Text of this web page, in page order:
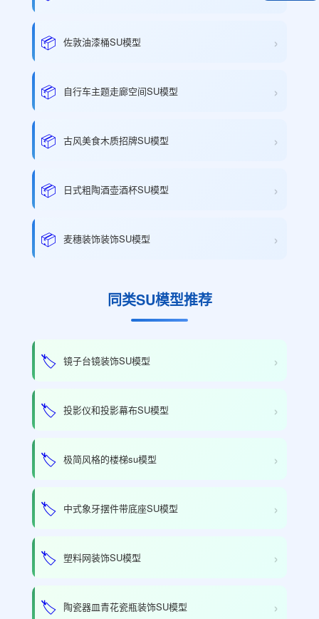
📦 佐敦油漆桶SU模型 ›
📦 自行车主题走廊空间SU模型 ›
📦 古风美食木质招牌SU模型 ›
📦 日式粗陶酒壶酒杯SU模型 ›
📦 麦穗装饰装饰SU模型 ›
同类SU模型推荐
🏷️ 镜子台镜装饰SU模型 ›
🏷️ 投影仪和投影幕布SU模型 ›
🏷️ 极简风格的楼梯su模型 ›
🏷️ 中式象牙摆件带底座SU模型 ›
🏷️ 塑料网装饰SU模型 ›
🏷️ 陶瓷器皿青花瓷瓶装饰SU模型 ›